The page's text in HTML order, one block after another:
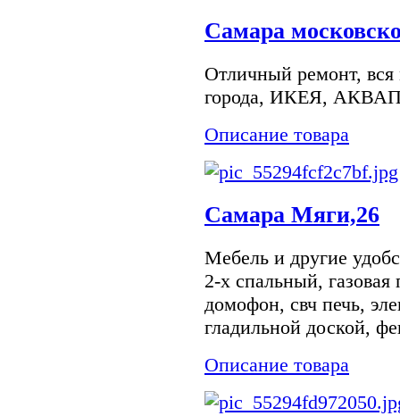
Самара
Отличный ремонт, вся
города, ИКЕЯ,
Описание товара
Самара Мяги,26
Мебель и другие
2-х спальный, газовая
домофон, свч печь,
гладильной доской,
Описание товара